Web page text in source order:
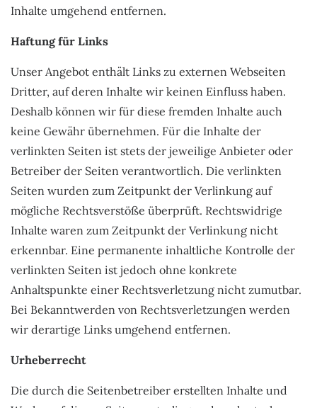
Inhalte umgehend entfernen.
Haftung für Links
Unser Angebot enthält Links zu externen Webseiten
Dritter, auf deren Inhalte wir keinen Einfluss haben.
Deshalb können wir für diese fremden Inhalte auch
keine Gewähr übernehmen. Für die Inhalte der
verlinkten Seiten ist stets der jeweilige Anbieter oder
Betreiber der Seiten verantwortlich. Die verlinkten
Seiten wurden zum Zeitpunkt der Verlinkung auf
mögliche Rechtsverstöße überprüft. Rechtswidrige
Inhalte waren zum Zeitpunkt der Verlinkung nicht
erkennbar. Eine permanente inhaltliche Kontrolle der
verlinkten Seiten ist jedoch ohne konkrete
Anhaltspunkte einer Rechtsverletzung nicht zumutbar.
Bei Bekanntwerden von Rechtsverletzungen werden
wir derartige Links umgehend entfernen.
Urheberrecht
Die durch die Seitenbetreiber erstellten Inhalte und